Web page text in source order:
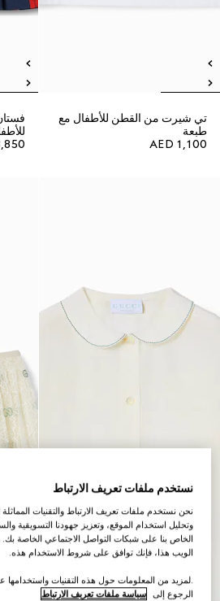
تي شيرت من القطن للأطفال مع
طبعة
AED 1,100
نستخدم ملفات تعريف الارتباط
نحن نستخدم ملفات تعريف الارتباط والتقنيات
وتحليل استخدام الموقع، وتعزيز جهودنا التسويقية
الخاص بنا على شبكات التواصل الاجتماعي الخاصة
الويب هذا، فإنك توافق على شروط الاستخدام هذه.
.لمزيد من المعلومات حول هذه التقنيات
الرجوع إلى سياسة ملفات تعريف الارتباط